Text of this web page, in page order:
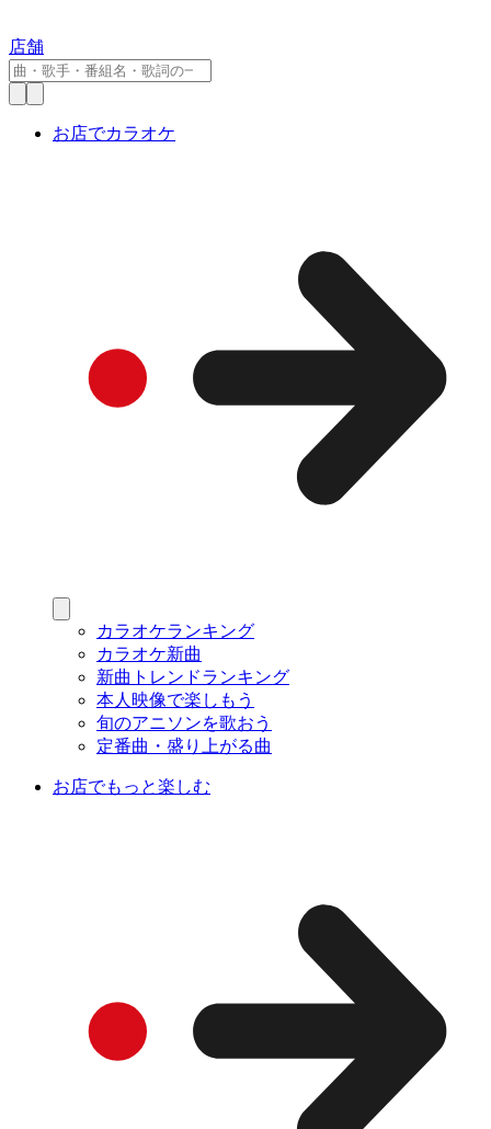
店舗
お店でカラオケ
カラオケランキング
カラオケ新曲
新曲トレンドランキング
本人映像で楽しもう
旬のアニソンを歌おう
定番曲・盛り上がる曲
お店でもっと楽しむ